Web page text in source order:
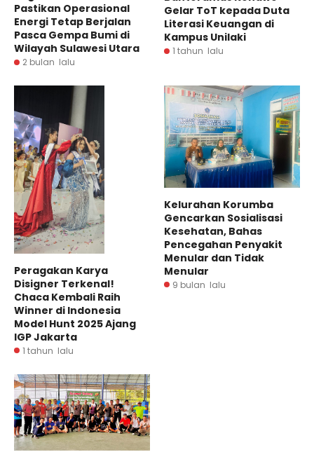
Pastikan Operasional
Energi Tetap Berjalan
Pasca Gempa Bumi di
Wilayah Sulawesi Utara
2 bulan lalu
Gelar ToT kepada Duta
Literasi Keuangan di
Kampus Unilaki
1 tahun lalu
Peragakan Karya
Disigner Terkenal!
Chaca Kembali Raih
Winner di Indonesia
Model Hunt 2025 Ajang
IGP Jakarta
1 tahun lalu
Kelurahan Korumba
Gencarkan Sosialisasi
Kesehatan, Bahas
Pencegahan Penyakit
Menular dan Tidak
Menular
9 bulan lalu